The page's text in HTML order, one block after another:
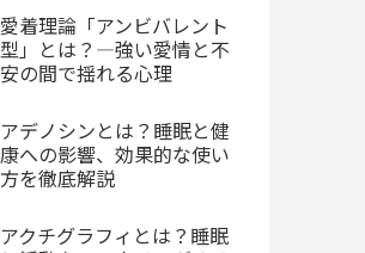
愛着理論「アンビバレント
型」とは？—強い愛情と不
安の間で揺れる心理
アデノシンとは？睡眠と健
康への影響、効果的な使い
方を徹底解説
アクチグラフィとは？睡眠